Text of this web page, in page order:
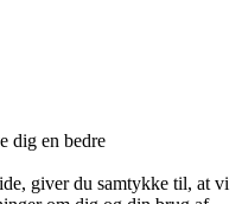
dig en bedre
giver du samtykke til, at vi